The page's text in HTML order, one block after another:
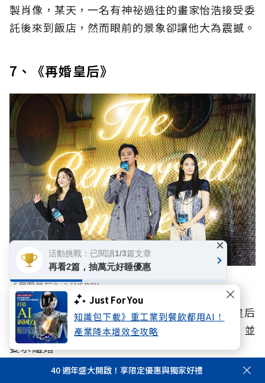
Just For You
知識包下載》重工業到餐飲都用AI！
產業降本增效全攻略
製肖像，某天，一名有神祕過往的畫家怡浩接受委
託後來到飯店，然而眼前的景象卻讓他大為震撼。
7、《再婚皇后》
《再婚皇后》。Disney
本劇改編自超熱門網漫，講述深受百姓愛戴的皇后
娜菲爾，她的皇帝丈夫某天突然帶回一位情婦、並
要求離婚。
面對羞辱與背叛，娜菲爾不願讓皇帝就此毀掉自己
40 週年盛大開啟！享限定優惠與獨家好禮
活動挑戰：已閱讀1/3篇文章
再看2篇，抽萬元好睡優惠
×